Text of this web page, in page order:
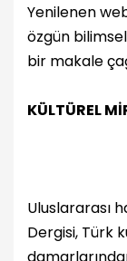
Yenilenen
özgün
bir makale
KÜLTÜREL
Uluslararası
Dergisi, Türk